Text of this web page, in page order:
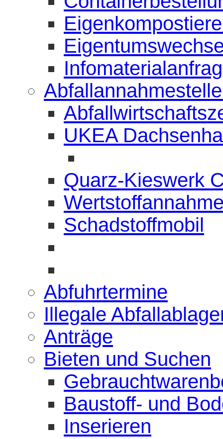
UKEA
Quarz-Kieswerk
Schadstoffmobil
Abfuhrtermine
Illegale
Anträge
Bieten und Suchen
Baustoff- und
Inserieren